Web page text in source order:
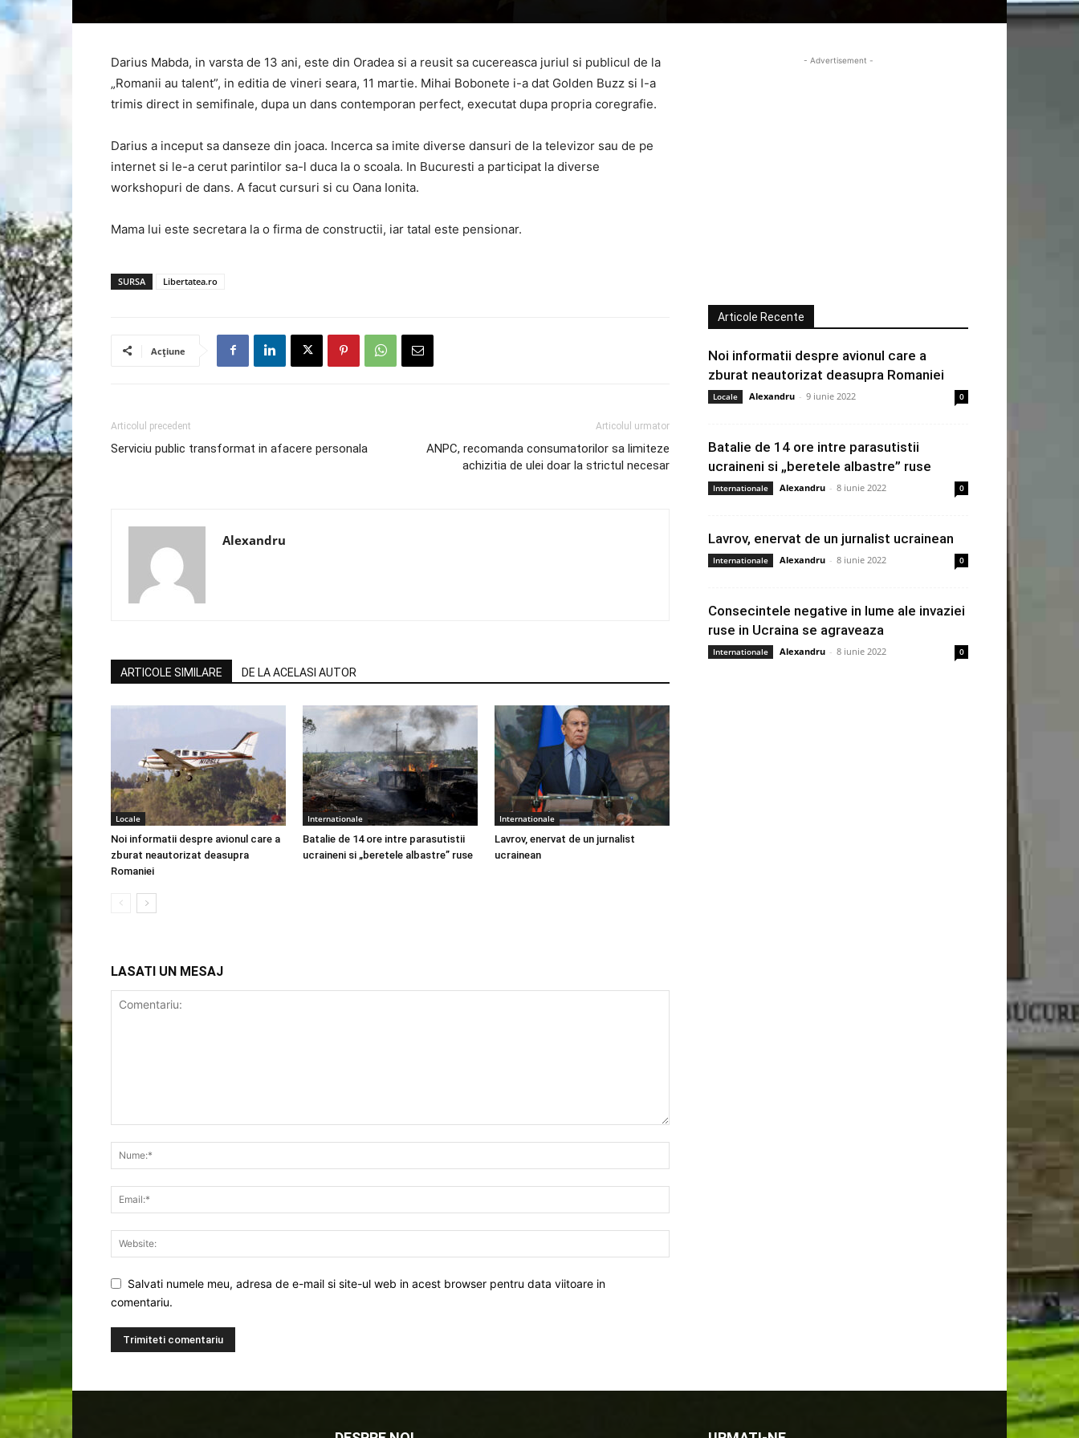
Darius Mabda, in varsta de 13 ani, este din Oradea si a reusit sa cucereasca juriul si publicul de la
„Romanii au talent”, in editia de vineri seara, 11 martie. Mihai Bobonete i-a dat Golden Buzz si l-a
trimis direct in semifinale, dupa un dans contemporan perfect, executat dupa propria coregrafie.
Darius a inceput sa danseze din joaca. Incerca sa imite diverse dansuri de la televizor sau de pe
internet si le-a cerut parintilor sa-l duca la o scoala. In Bucuresti a participat la diverse
workshopuri de dans. A facut cursuri si cu Oana Ionita.
Mama lui este secretara la o firma de constructii, iar tatal este pensionar.
SURSA Libertatea.ro
Acțiune
Articolul precedent
Serviciu public transformat in afacere personala
Articolul urmator
ANPC, recomanda consumatorilor sa limiteze
achizitia de ulei doar la strictul necesar
Alexandru
ARTICOLE SIMILARE DE LA ACELASI AUTOR
Locale
Noi informatii despre avionul care a
zburat neautorizat deasupra
Romaniei
Internationale
Batalie de 14 ore intre parasutistii
ucraineni si „beretele albastre” ruse
Internationale
Lavrov, enervat de un jurnalist
ucrainean
LASATI UN MESAJ
Salvati numele meu, adresa de e-mail si site-ul web in acest browser pentru data viitoare in
comentariu.
- Advertisement -
Articole Recente
Noi informatii despre avionul care a
zburat neautorizat deasupra Romaniei
Locale Alexandru - 9 iunie 2022 0
Batalie de 14 ore intre parasutistii
ucraineni si „beretele albastre” ruse
Internationale Alexandru - 8 iunie 2022 0
Lavrov, enervat de un jurnalist ucrainean
Internationale Alexandru - 8 iunie 2022 0
Consecintele negative in lume ale invaziei
ruse in Ucraina se agraveaza
Internationale Alexandru - 8 iunie 2022 0